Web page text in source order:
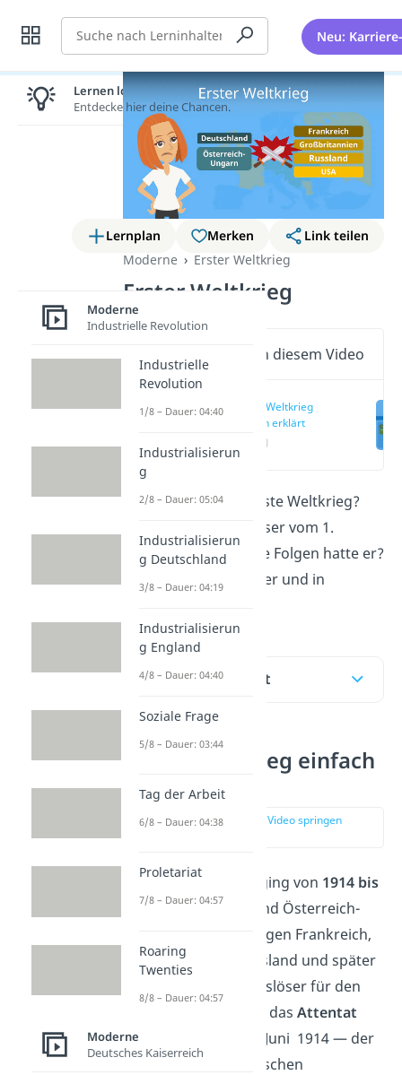
Suche Neu:
Lernplan Merken
Link teilen
Moderne
Erster Weltkrieg
Erster Weltkrieg
Wichtige Inhalte in diesem Video
Erster Weltkrieg
einfach erklärt
(00:13)
Wann begann der Erste Weltkrieg?
as waren die Auslöser vom 1.
Weltkrieg und welche Folgen hatte er?
All das erfährst du hier und in
Inhaltsübersicht
Erster Weltkrieg einfach
erklärt
zur Stelle im Video springen
Der Erste Weltkrieg ging von 1914 bis
1918 . Deutschland und Österreich-
Ungarn kämpften gegen Frankreich,
Großbritannien, Russland und später
auch die USA. Der Auslöser für den
Ersten Weltkrieg war das Attentat
von Sarajevo
am 28. Juni 1914 — der
Mord am österreichischen
Lernen lohnt sich!
Entdecke hier deine Chancen.
Moderne
Industrielle Revolution
Industrielle
Revolution
1/8 – Dauer: 04:40
Industrialisierun
g
2/8 – Dauer: 05:04
Industrialisierun
g Deutschland
3/8 – Dauer: 04:19
Industrialisierun
g England
4/8 – Dauer: 04:40
Soziale Frage
5/8 – Dauer: 03:44
Tag der Arbeit
6/8 – Dauer: 04:38
Proletariat
7/8 – Dauer: 04:57
Roaring
Twenties
8/8 – Dauer: 04:57
Moderne
Deutsches Kaiserreich